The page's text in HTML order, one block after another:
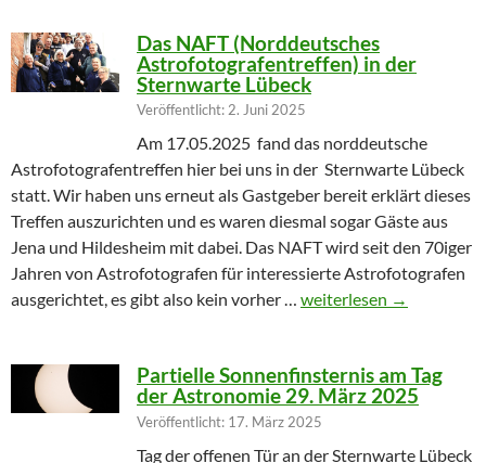
Das NAFT (Norddeutsches
Astrofotografentreffen) in der
Sternwarte Lübeck
Veröffentlicht: 2. Juni 2025
Am 17.05.2025 fand das norddeutsche
Astrofotografentreffen hier bei uns in der Sternwarte Lübeck
statt. Wir haben uns erneut als Gastgeber bereit erklärt dieses
Treffen auszurichten und es waren diesmal sogar Gäste aus
Jena und Hildesheim mit dabei. Das NAFT wird seit den 70iger
Jahren von Astrofotografen für interessierte Astrofotografen
ausgerichtet, es gibt also kein vorher … Das NAFT
weiterlesen →
Partielle Sonnenfinsternis am Tag
der Astronomie 29. März 2025
Veröffentlicht: 17. März 2025
Tag der offenen Tür an der Sternwarte Lübeck